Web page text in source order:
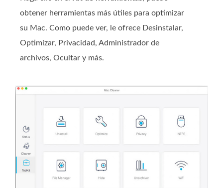
obtener herramientas más útiles para optimizar
su Mac. Como puede ver, le ofrece Desinstalar,
Optimizar, Privacidad, Administrador de
archivos, Ocultar y más.